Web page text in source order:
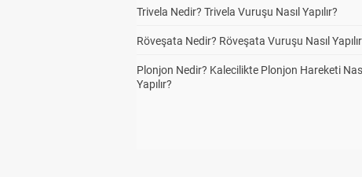
Trivela Nedir? Trivela Vuruşu Nasıl Yapılır?
Röveşata Nedir? Röveşata Vuruşu Nasıl
Plonjon Nedir? Kalecilikte Plonjon Hareketi
Yapılır?